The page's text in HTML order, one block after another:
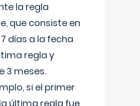
la regla
que consiste en
días a la fecha
regla y
3 meses.
si el primer
última regla fue